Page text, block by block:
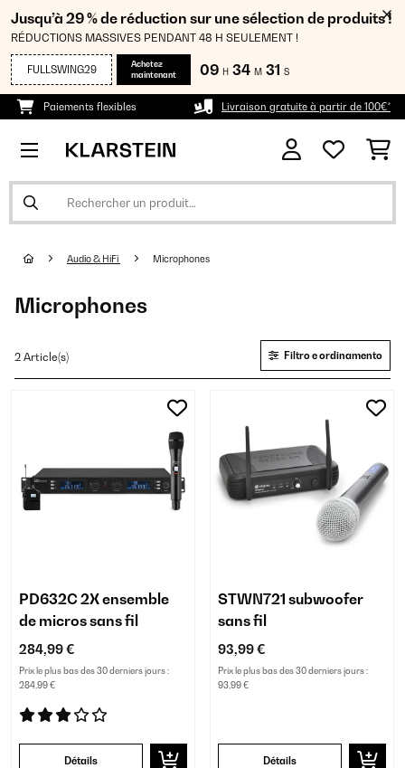
Jusqu’à 29 % de réduction sur une sélection de produits !
RÉDUCTIONS MASSIVES PENDANT 48 H SEULEMENT !
FULLSWING29
Achetez
maintenant
09 H 34 M 31 S
Paiements flexibles Livraison gratuite à partir de 100€*
Audio & HiFi Microphones
Microphones
2 Article(s) Filtro e ordinamento
PD632C 2X ensemble
de micros sans fil
284,99 €
Prix le plus bas des 30 derniers jours :
284,99 €
Détails
STWN721 subwoofer
sans fil
93,99 €
Prix le plus bas des 30 derniers jours :
93,99 €
Détails